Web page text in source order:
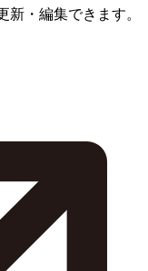
・編集できます。